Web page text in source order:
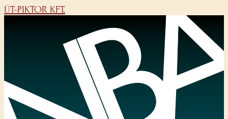
ÚT-PIKTOR KFT.